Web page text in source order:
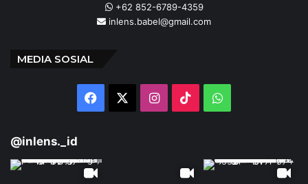
+62 852-6789-4359
inlens.babel@gmail.com
MEDIA SOSIAL
Facebook Instagram
TikTokWhatsApp
@inlens._id